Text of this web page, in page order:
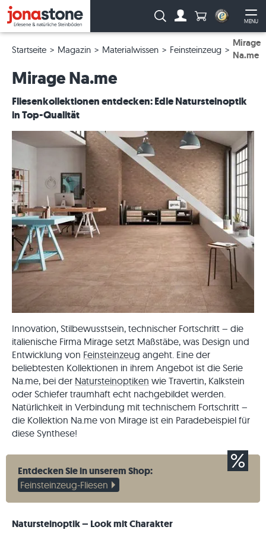
MENU
Suche: Anzahl
Startseite Magazin Materialwissen Feinsteinzeug
Mirage
Na.me
Mirage Na.me
Fliesenkollektionen entdecken: Edle Natursteinoptik
in Top-Qualität
Innovation, Stilbewusstsein, technischer Fortschritt – die
italienische Firma Mirage setzt Maßstäbe, was Design und
Entwicklung von Feinsteinzeug angeht. Eine der
beliebtesten Kollektionen in ihrem Angebot ist die Serie
Na.me, bei der Natursteinoptiken wie Travertin, Kalkstein
oder Schiefer traumhaft echt nachgebildet werden.
Natürlichkeit in Verbindung mit technischem Fortschritt –
die Kollektion Na.me von Mirage ist ein Paradebeispiel für
diese Synthese!
Entdecken Sie in unserem Shop:
Feinsteinzeug-Fliesen
Natursteinoptik – Look mit Charakter